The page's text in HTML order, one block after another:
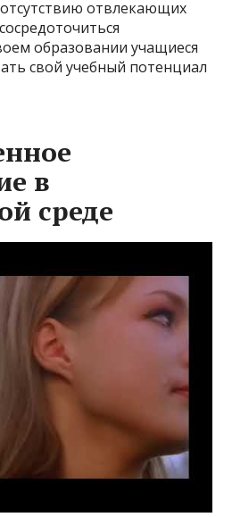
отвлекающих
образовании учащиеся
свой учебный потенциал
в
среде